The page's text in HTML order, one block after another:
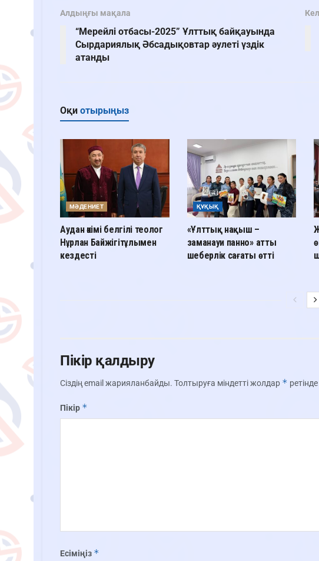
Алдыңғы мақала
“Мерейлі отбасы-2025” Ұлттық байқауында
Сырдариялық Әбсадықовтар әулеті үздік
атанды
Оқи отырыңыз
МӘДЕНИЕТ
Аудан әкімі белгілі теолог
Нұрлан Байжігітұлымен
кездесті
ҚҰҚЫҚ
«Ұлттық нақыш –
заманауи панно» атты
шеберлік сағаты өтті
Пікір қалдыру
Сіздің email жарияланбайды. Толтыруға міндетті жолдар *
Пікір *
Есіміңіз *